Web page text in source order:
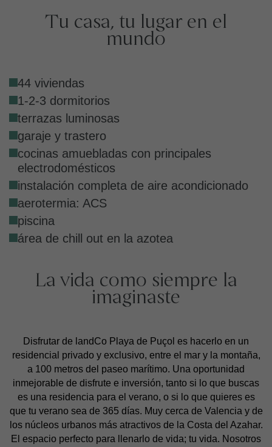
Tu casa, tu lugar en el
mundo
44 viviendas
1-2-3 dormitorios
terrazas luminosas
garaje y trastero
cocinas amuebladas con principales
electrodomésticos
instalación completa de aire acondicionado
aerotermia: ACS
piscina
área de chill out en la azotea
La vida como siempre la
imaginaste
Disfrutar de landCo Playa de Puçol es hacerlo en un
residencial privado y exclusivo, entre el mar y la montaña,
a 100 metros del paseo marítimo. Una oportunidad
inmejorable de disfrute e inversión, tanto si lo que buscas
es una residencia para el verano, o si lo que quieres es
que tu verano sea de 365 días. Muy cerca de Valencia y de
los núcleos urbanos más atractivos de la Costa del Azahar.
El espacio perfecto para llenarlo de vida; tu vida. Nosotros